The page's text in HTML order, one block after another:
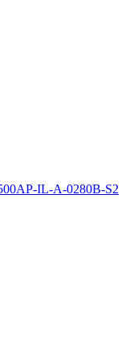
IL-A-0280B-S2